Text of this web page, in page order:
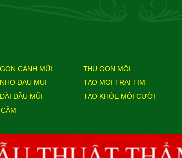
CÁNH MŨI
ĐẦU MŨI
ĐẦU MŨI
THU GỌN MÔI
TẠO MÔI TRÁI TIM
TẠO KHÓE MÔI CƯỜI